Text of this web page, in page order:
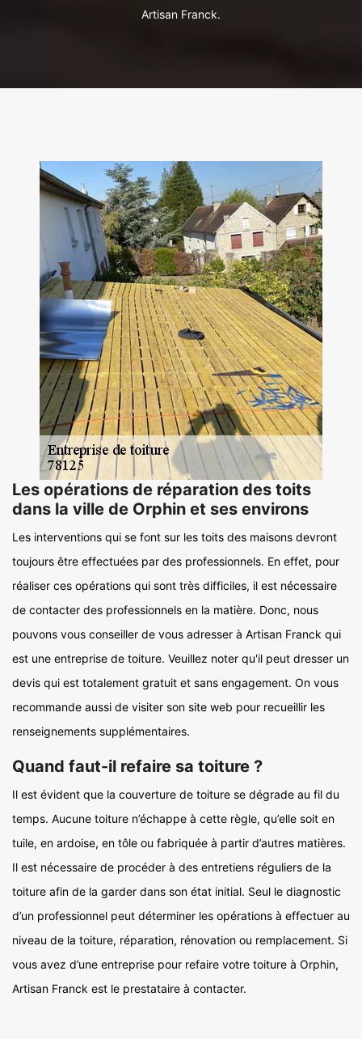
Artisan Franck.
Les opérations de réparation des toits
dans la ville de Orphin et ses environs
Les interventions qui se font sur les toits des maisons devront
toujours être effectuées par des professionnels. En effet, pour
réaliser ces opérations qui sont très difficiles, il est nécessaire
de contacter des professionnels en la matière. Donc, nous
pouvons vous conseiller de vous adresser à Artisan Franck qui
est une entreprise de toiture. Veuillez noter qu'il peut dresser un
devis qui est totalement gratuit et sans engagement. On vous
recommande aussi de visiter son site web pour recueillir les
renseignements supplémentaires.
Quand faut-il refaire sa toiture ?
Il est évident que la couverture de toiture se dégrade au fil du
temps. Aucune toiture n’échappe à cette règle, qu’elle soit en
tuile, en ardoise, en tôle ou fabriquée à partir d’autres matières.
Il est nécessaire de procéder à des entretiens réguliers de la
toiture afin de la garder dans son état initial. Seul le diagnostic
d’un professionnel peut déterminer les opérations à effectuer au
niveau de la toiture, réparation, rénovation ou remplacement. Si
vous avez d’une entreprise pour refaire votre toiture à Orphin,
Artisan Franck est le prestataire à contacter.